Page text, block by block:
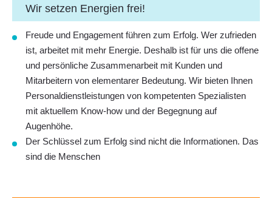
Wir setzen Energien frei!
Freude und Engagement führen zum Erfolg. Wer zufrieden
ist, arbeitet mit mehr Energie. Deshalb ist für uns die offene
und persönliche Zusammenarbeit mit Kunden und
Mitarbeitern von elementarer Bedeutung. Wir bieten Ihnen
Personaldienstleistungen von kompetenten Spezialisten
mit aktuellem Know-how und der Begegnung auf
Augenhöhe.
Der Schlüssel zum Erfolg sind nicht die Informationen. Das
sind die Menschen